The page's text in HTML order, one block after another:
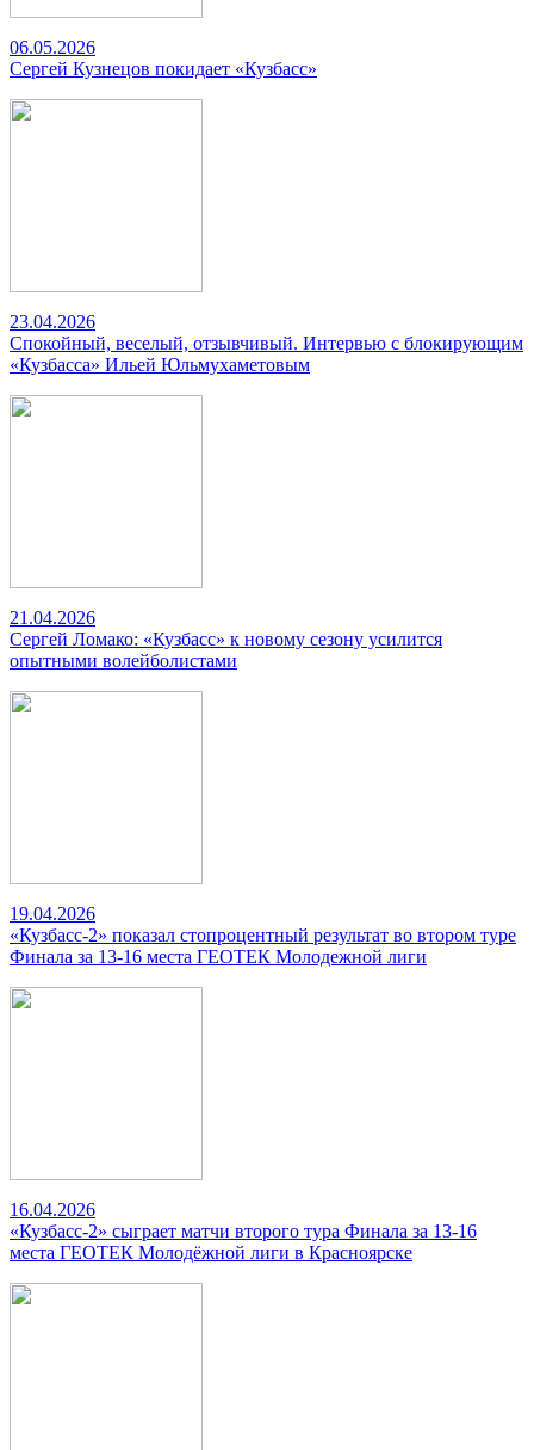
06.05.2026
Сергей Кузнецов покидает «Кузбасс»
23.04.2026
Спокойный, веселый, отзывчивый. Интервью с блокирующим
«Кузбасса» Ильей Юльмухаметовым
21.04.2026
Сергей Ломако: «Кузбасс» к новому сезону усилится
опытными волейболистами
19.04.2026
«Кузбасс-2» показал стопроцентный результат во втором туре
Финала за 13-16 места ГЕОТЕК Молодежной лиги
16.04.2026
«Кузбасс-2» сыграет матчи второго тура Финала за 13-16
места ГЕОТЕК Молодёжной лиги в Красноярске